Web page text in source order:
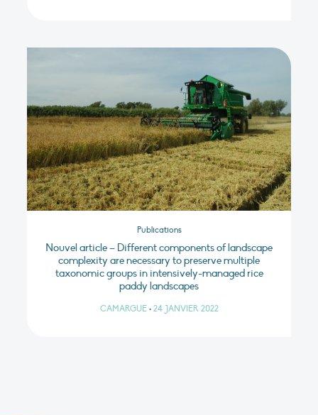
Publications
Nouvel article – Different components of landscape
complexity are necessary to preserve multiple
taxonomic groups in intensively-managed rice
paddy landscapes
CAMARGUE • 24 JANVIER 2022